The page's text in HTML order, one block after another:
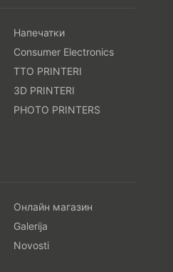
Напечатки
Consumer Electronics
TTO PRINTERI
3D PRINTERI
PHOTO PRINTERS
Онлайн магазин
Galerija
Novosti